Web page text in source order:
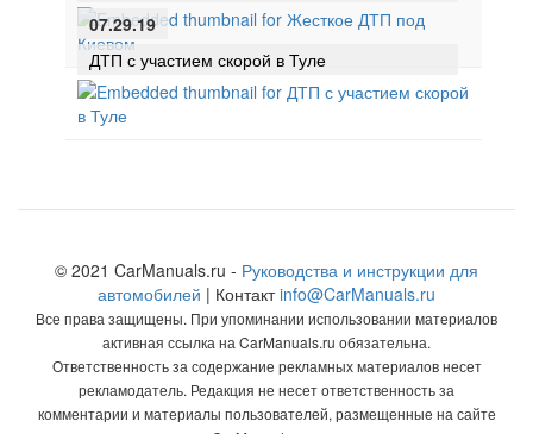
07.29.19
ДТП с участием скорой в Туле
© 2021 CarManuals.ru - Руководства и инструкции для
автомобилей | Контактinfo@CarManuals.ru
Все права защищены. При упоминании использовании материалов
активная ссылка на CarManuals.ru обязательна.
Ответственность за содержание рекламных материалов несет
рекламодатель. Редакция не несет ответственность за
комментарии и материалы пользователей, размещенные на сайте